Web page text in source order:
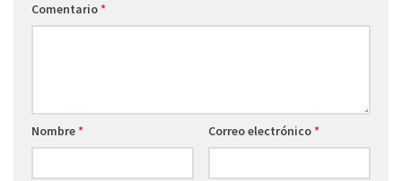
Comentario*
Nombre* Correo electrónico*